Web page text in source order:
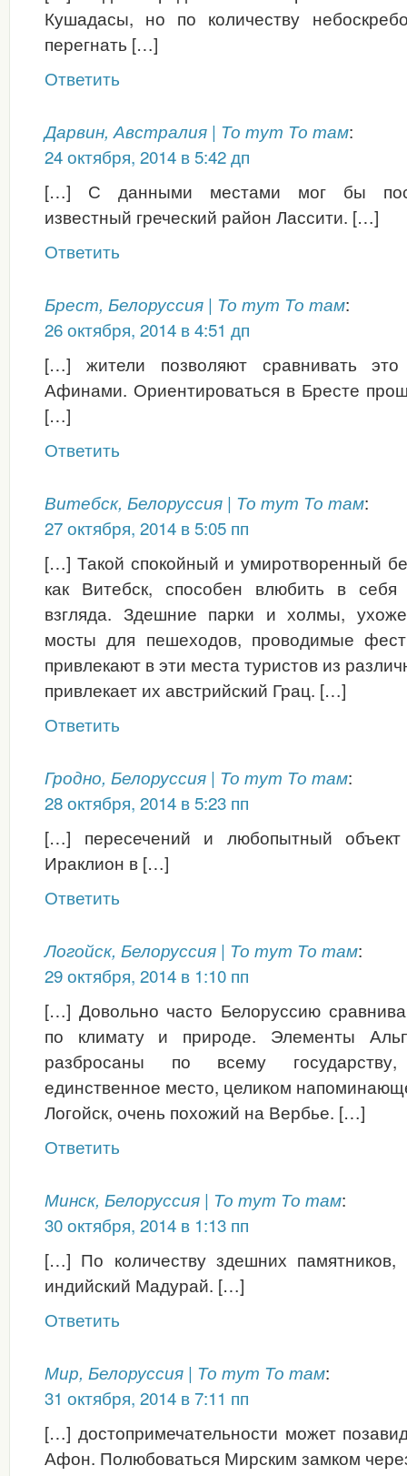
Кушадасы, но по количеству
перегнать […]
Ответить
Дарвин, Австралия | То тут То там:
24 октября, 2014 в 5:42 дп
[…] С данными местами мог бы
известный греческий район Лассити. […]
Ответить
Брест, Белоруссия | То тут То там:
26 октября, 2014 в 4:51 дп
[…] жители позволяют сравнивать
Афинами. Ориентироваться в Бресте
[…]
Ответить
Витебск, Белоруссия | То тут То там:
27 октября, 2014 в 5:05 пп
[…] Такой спокойный и умиротворенный
как Витебск, способен влюбить в
взгляда. Здешние парки и холмы,
мосты для пешеходов, проводимые
привлекают в эти места туристов из
привлекает их австрийский Грац. […]
Ответить
Гродно, Белоруссия | То тут То там:
28 октября, 2014 в 5:23 пп
[…] пересечений и любопытный
Ираклион в […]
Ответить
Логойск, Белоруссия | То тут То там:
29 октября, 2014 в 1:10 пп
[…] Довольно часто Белоруссию
по климату и природе. Элементы
разбросаны по всему
единственное место, целиком
Логойск, очень похожий на Вербье. […]
Ответить
Минск, Белоруссия | То тут То там:
30 октября, 2014 в 1:13 пп
[…] По количеству здешних памятников,
индийский Мадурай. […]
Ответить
Мир, Белоруссия | То тут То там:
31 октября, 2014 в 7:11 пп
[…] достопримечательности может
Афон. Полюбоваться Мирским замком